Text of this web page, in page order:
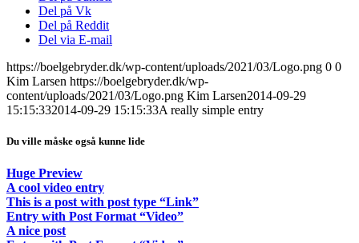
Del på Vk
Del på Reddit
Del via E-mail
https://boelgebryder.dk/wp-content/uploads/2021/03/Logo.png 0 0
Kim Larsen https://boelgebryder.dk/wp-
content/uploads/2021/03/Logo.png Kim Larsen2014-09-29
15:15:332014-09-29 15:15:33A really simple entry
Du ville måske også kunne lide
Huge Preview
A cool video entry
This is a post with post type “Link”
Entry with Post Format “Video”
A nice post